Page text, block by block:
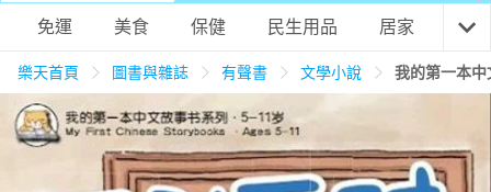
購物網分類
天天免運 美食蛋糕 養生保健
免運 美食 保健 民生用品 居家 3C
樂天首頁 圖書與雜誌 有聲書 文學小說 我的第一本中